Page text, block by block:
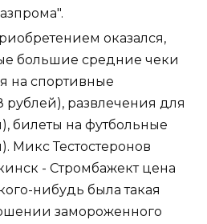
оказался,
большие средние чеки
на спортивные
развлечения для
билеты на футбольные
Микс Тестостеронов
- Стромбажект цена
нибудь была такая
замороженного